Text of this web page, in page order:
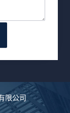
限公司